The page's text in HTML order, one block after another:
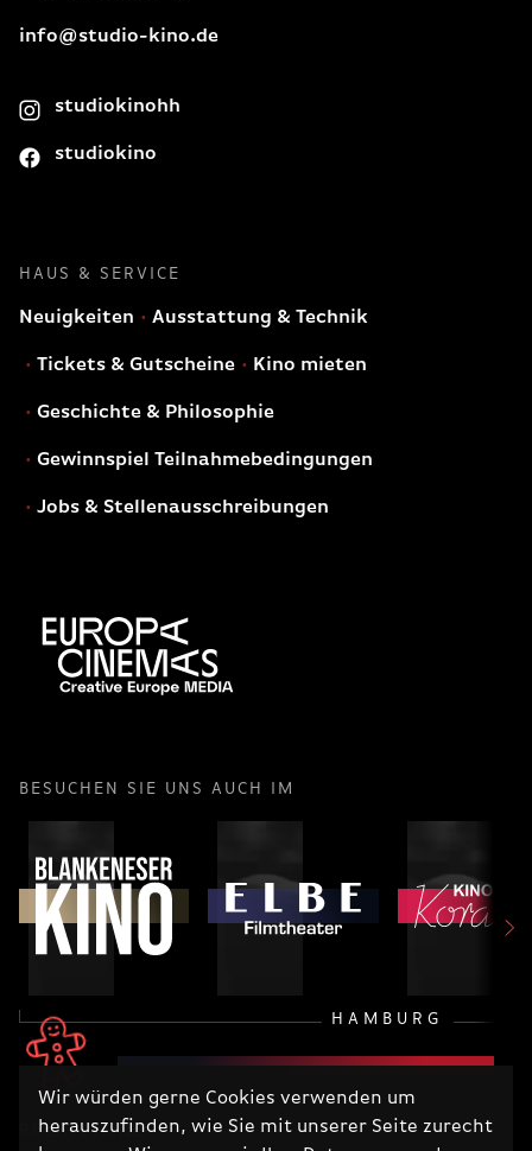
Wir würden gerne Cookies verwenden um
herauszufinden, wie Sie mit unserer Seite zurecht
info@studio-kino.de
studiokinohh
studiokino
HAUS & SERVICE
Neuigkeiten Ausstattung & Technik
Tickets & Gutscheine Kino mieten
Geschichte & Philosophie
Gewinnspiel Teilnahmebedingungen
Jobs & Stellenausschreibungen
BESUCHEN SIE UNS AUCH IM
HAMBURG
RECHTLICHES